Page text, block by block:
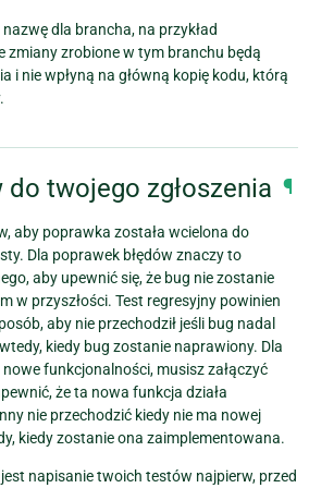
dla brancha, na przykład
zmiany zrobione w tym branchu będą
i nie wpłyną na główną kopię kodu, którą
twojego zgłoszenia ¶
aby poprawka została wcielona do
Dla poprawek błędów znaczy to
aby upewnić się, że bug nie zostanie
w przyszłości. Test regresyjny powinien
aby nie przechodził jeśli bug nadal
kiedy bug zostanie naprawiony. Dla
funkcjonalności, musisz załączyć
że ta nowa funkcja działa
nie przechodzić kiedy nie ma nowej
kiedy zostanie ona zaimplementowana.
napisanie twoich testów najpierw, przed